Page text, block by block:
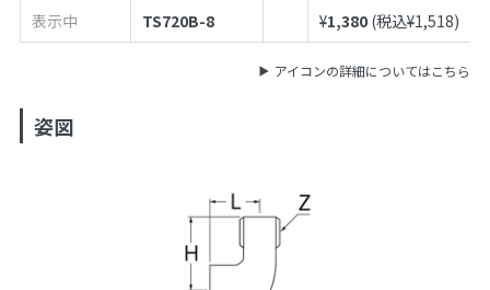
表示中
TS720B-8 ¥1,380 (税込¥1,518)
アイコンの詳細についてはこちら
姿図